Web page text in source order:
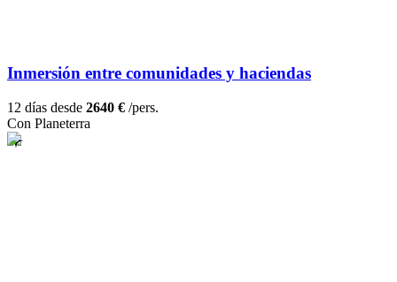
Inmersión entre comunidades y haciendas
12 días desde 2640 € /pers.
Con Planeterra